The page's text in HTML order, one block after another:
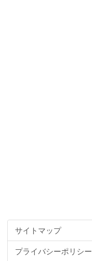
サイトマップ
プライバシーポリシー